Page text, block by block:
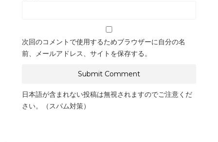
次回のコメントで使用するためブラウザーに自分の名
前、メールアドレス、サイトを保存する。
日本語が含まれない投稿は無視されますのでご注意くだ
さい。（スパム対策）